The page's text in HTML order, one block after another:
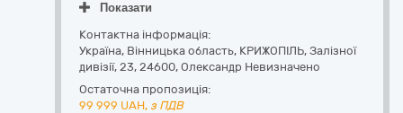
Показати
Контактна інформація:
Україна, Вінницька область, КРИЖОПІЛЬ, Залізної
дивізії, 23, 24600, Олександр Невизначено
Остаточна пропозиція:
99 999 UAH, з ПДВ